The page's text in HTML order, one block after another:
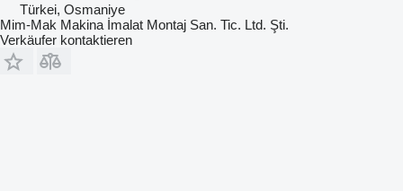
Türkei, Osmaniye
Mim-Mak Makina İmalat Montaj San. Tic. Ltd. Şti.
Verkäufer kontaktieren